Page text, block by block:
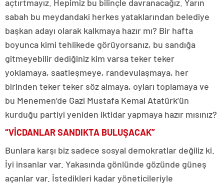
açtırtmayız. Hepimiz bu bilinçle davranacağız. Yarın
sabah bu meydandaki herkes yataklarından belediye
başkan adayı olarak kalkmaya hazır mı? Bir hafta
boyunca kimi tehlikede görüyorsanız, bu sandığa
gitmeyebilir dediğiniz kim varsa teker teker
yoklamaya, saatleşmeye, randevulaşmaya, her
birinden teker teker söz almaya, oyları toplamaya ve
bu Menemen’de Gazi Mustafa Kemal Atatürk’ün
kurduğu partiyi yeniden iktidar yapmaya hazır mısınız?
“VİCDANLAR SANDIKTA BULUŞACAK”
Bunlara karşı biz sadece sosyal demokratlar değiliz ki.
İyi insanlar var. Yakasında gönlünde gözünde güneş
açanlar var. İstedikleri kadar yöneticileriyle